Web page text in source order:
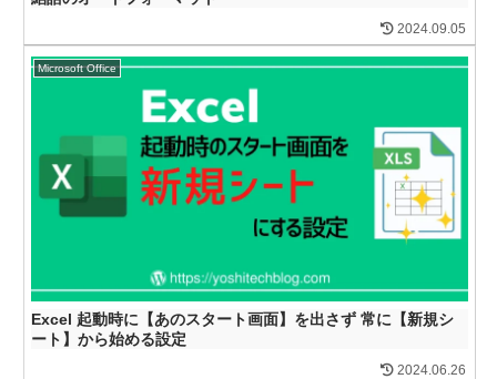
2024.09.05
Microsoft Office
Excel 起動時に【あのスタート画面】を出さず 常に【新規シ
ート】から始める設定
2024.06.26